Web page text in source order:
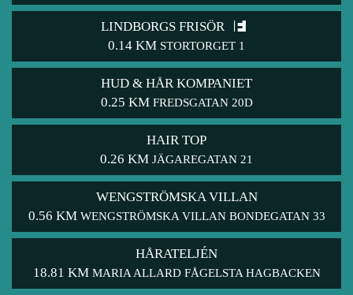
LINDBORGS FRISÖR
0.14 KM STORTORGET 1
HUD & HÅR KOMPANIET
0.25 KM FREDSGATAN 20D
HAIR TOP
0.26 KM JÄGAREGATAN 21
WENGSTRÖMSKA VILLAN
0.56 KM WENGSTRÖMSKA VILLAN BONDEGATAN 33
HÅRATELJÉN
18.81 KM MARIA ALLARD FÅGELSTA HAGBACKEN